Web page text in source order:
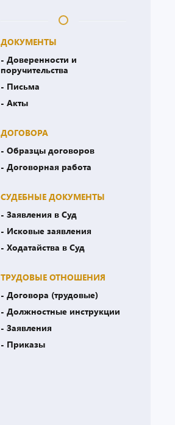
ДОКУМЕНТЫ
- Доверенности и
поручительства
- Письма
- Акты
ДОГОВОРА
- Образцы договоров
- Договорная работа
СУДЕБНЫЕ ДОКУМЕНТЫ
- Заявления в Суд
- Исковые заявления
- Ходатайства в Суд
ТРУДОВЫЕ ОТНОШЕНИЯ
- Договора (трудовые)
- Должностные инструкции
- Заявления
- Приказы